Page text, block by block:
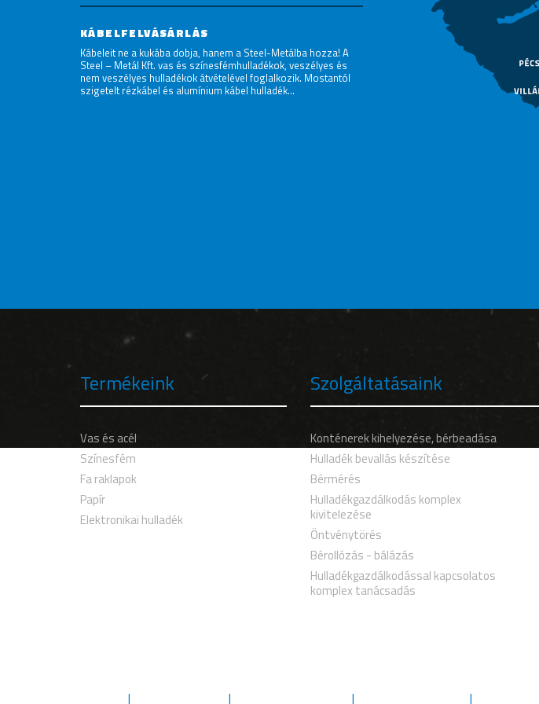
KÁBELFELVÁSÁRLÁS
Kábeleit ne a kukába dobja, hanem a Steel-Metálba hozza! A
Steel – Metál Kft. vas és színesfémhulladékok, veszélyes és
nem veszélyes hulladékok átvételével foglalkozik. Mostantól
szigetelt rézkábel és alumínium kábel hulladék...
Termékeink
Vas és acél
Színesfém
Fa raklapok
Papír
Elektronikai hulladék
Szolgáltatásaink
Konténerek kihelyezése, bérbeadása
Hulladék bevallás készítése
Bérmérés
Hulladékgazdálkodás komplex
kivitelezése
Öntvénytörés
Bérollózás - bálázás
Hulladékgazdálkodással kapcsolatos
komplex tanácsadás